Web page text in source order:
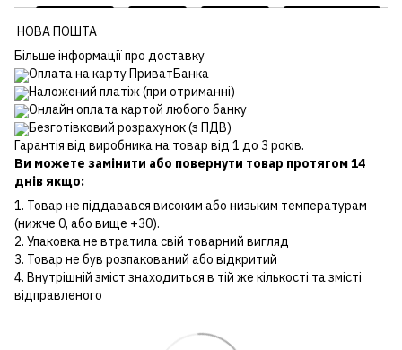
НОВА ПОШТА
Більше інформації про доставку
Оплата на карту ПриватБанка
Наложений платіж (при отриманні)
Онлайн оплата картой любого банку
Безготівковий розрахунок (з ПДВ)
Гарантія від виробника на товар від 1 до 3 років.
Ви можете замінити або повернути товар протягом 14
днів якщо:
1. Товар не піддавався високим або низьким температурам
(нижче 0, або вище +30).
2. Упаковка не втратила свій товарний вигляд
3. Товар не був розпакований або відкритий
4. Внутрішній зміст знаходиться в тій же кількості та змісті
відправленого